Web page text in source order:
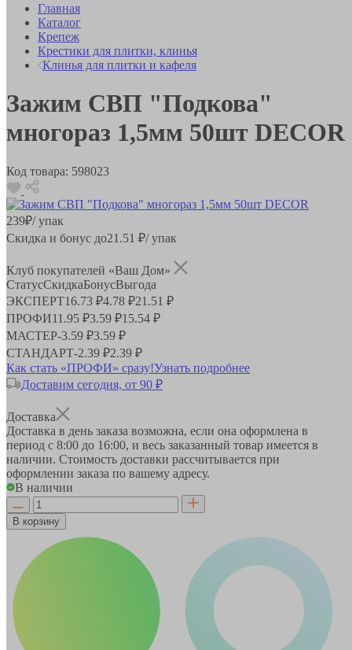
Главная
Каталог
Крепеж
Крестики для плитки, клинья
Клинья для плитки и кафеля
Зажим СВП "Подкова"
многораз 1,5мм 50шт DECOR
Код товара: 598023
239₽/ упак
Скидка и бонус до21.51 ₽/ упак
Клуб покупателей «Ваш Дом»
СтатусСкидкаБонусВыгода
ЭКСПЕРТ16.73 ₽4.78 ₽21.51 ₽
ПРОФИ11.95 ₽3.59 ₽15.54 ₽
МАСТЕР-3.59 ₽3.59 ₽
СТАНДАРТ-2.39 ₽2.39 ₽
Как стать «ПРОФИ» сразу!Узнать подробнее
Доставим сегодня, от 90 ₽
Доставка
Доставка в день заказа возможна, если она оформлена в
период с 8:00 до 16:00, и весь заказанный товар имеется в
наличии. Стоимость доставки рассчитывается при
оформлении заказа по вашему адресу.
В наличии
В корзину